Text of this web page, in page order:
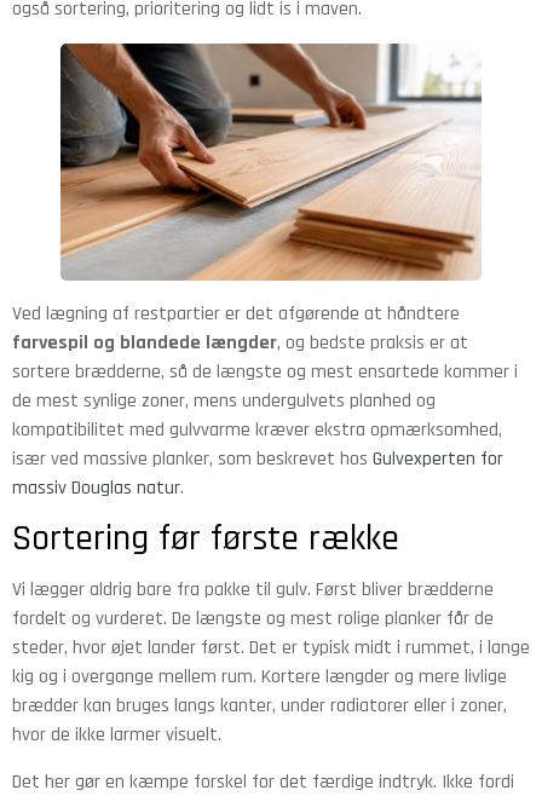
også sortering, prioritering og lidt is i maven.
Ved lægning af restpartier er det afgørende at håndtere
farvespil og blandede længder, og bedste praksis er at
sortere brædderne, så de længste og mest ensartede kommer i
de mest synlige zoner, mens undergulvets planhed og
kompatibilitet med gulvvarme kræver ekstra opmærksomhed,
især ved massive planker, som beskrevet hos Gulvexperten for
massiv Douglas natur.
Sortering før første række
Vi lægger aldrig bare fra pakke til gulv. Først bliver brædderne
fordelt og vurderet. De længste og mest rolige planker får de
steder, hvor øjet lander først. Det er typisk midt i rummet, i lange
kig og i overgange mellem rum. Kortere længder og mere livlige
brædder kan bruges langs kanter, under radiatorer eller i zoner,
hvor de ikke larmer visuelt.
Det her gør en kæmpe forskel for det færdige indtryk. Ikke fordi